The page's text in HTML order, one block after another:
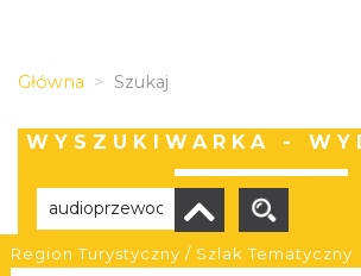
Główna Szukaj
WYSZUKIWARKA -
Region Turystyczny / Szlak Tematyczny